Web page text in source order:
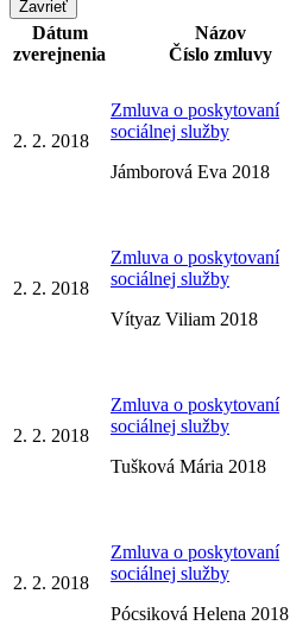
Zavrieť
Dátum
zverejnenia
Názov
Číslo zmluvy
2. 2. 2018
Zmluva o poskytovaní
sociálnej služby
Jámborová Eva 2018
2. 2. 2018
Zmluva o poskytovaní
sociálnej služby
Vítyaz Viliam 2018
2. 2. 2018
Zmluva o poskytovaní
sociálnej služby
Tušková Mária 2018
2. 2. 2018
Zmluva o poskytovaní
sociálnej služby
Pócsiková Helena 2018